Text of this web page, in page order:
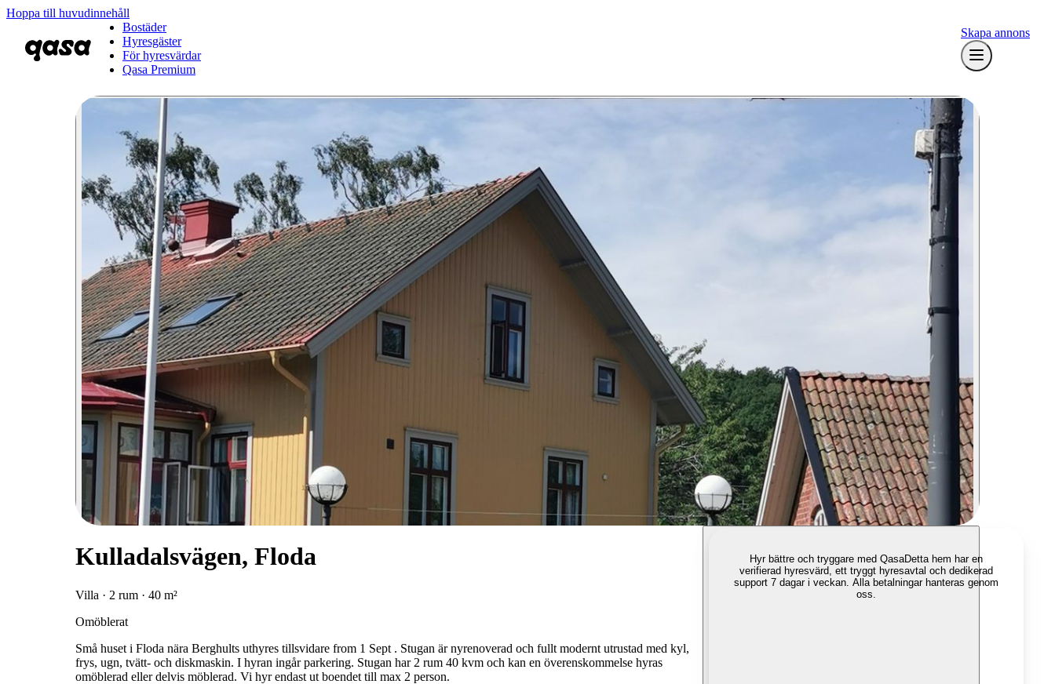
Hoppa till huvudinnehåll
Bostäder
Hyresgäster
För hyresvärdar
Qasa Premium
Skapa annons
Kulladalsvägen, Floda
Villa · 2 rum · 40 m²
Omöblerat
Små huset i Floda nära Berghults uthyres tillsvidare from 1 Sept . Stugan är nyrenoverad och fullt modernt utrustad med kyl,
frys, ugn, tvätt- och diskmaskin. I hyran ingår parkering. Stugan har 2 rum 40 kvm och kan en överenskommelse hyras
omöblerad eller delvis möblerad. Vi hyr endast ut boendet till max 2 person.
Hyr bättre och tryggare med QasaDetta hem har en
verifierad hyresvärd, ett tryggt hyresavtal och dedikerad
support 7 dagar i veckan. Alla betalningar hanteras genom
oss.